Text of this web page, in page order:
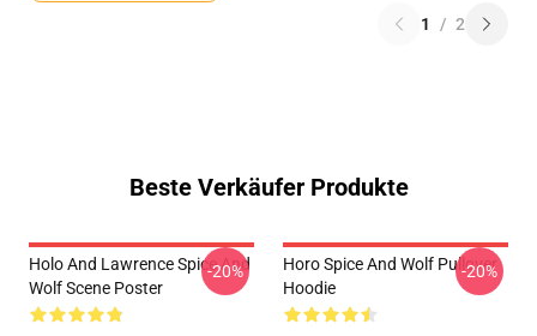
1 / 2
Beste Verkäufer Produkte
Holo And Lawrence Spice And
Wolf Scene Poster
-20%
Horo Spice And Wolf Pullover
Hoodie
-20%